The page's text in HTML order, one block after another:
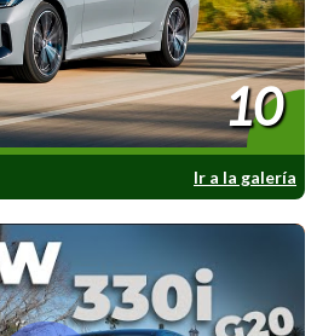
Ir a la galería
10